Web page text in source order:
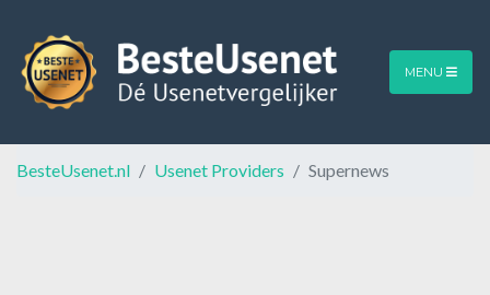
MENU
BesteUsenet.nl Usenet Providers Supernews